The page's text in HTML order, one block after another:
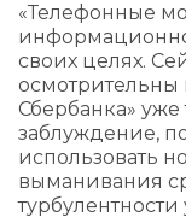
«Телефонные
своих целях.
осмотрительны
Сбербанка» уже
заблуждение,
использовать
выманивания